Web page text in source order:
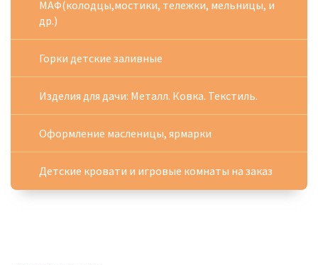
МАФ(колодцы,мостики, тележки, мельницы, и
др.)
Горки детские заливные
Изделия для дачи: Металл. Ковка. Текстиль.
Оформление масленицы, ярмарки
Детские кровати и игровые комнаты на заказ